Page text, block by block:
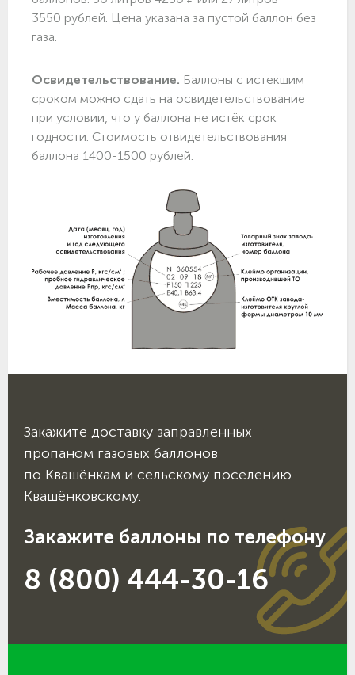
3550 рублей. Цена указана за пустой баллон без
газа.
Освидетельствование. Баллоны с истекшим
сроком можно сдать на освидетельствование
при условии, что у баллона не истёк срок
годности. Стоимость отвидетельствования
баллона 1400-1500 рублей.
Закажите доставку заправленных
пропаном газовых баллонов
по Квашёнкам и сельскому поселению
Квашёнковскому.
Закажите баллоны по телефону
8 (800) 444-30-16